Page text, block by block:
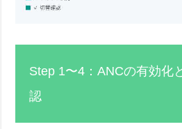
Step 1〜4：ANCの有効化
認